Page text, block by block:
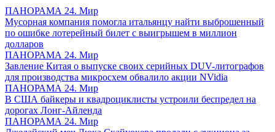
ПАНОРАМА 24. Мир
Мусорная компания помогла итальянцу найти выброшенный
по ошибке лотерейный билет с выигрышем в миллион
долларов
ПАНОРАМА 24. Мир
Завление Китая о выпуске своих серийных DUV-литографов
для производства микросхем обвалило акции NVidia
ПАНОРАМА 24. Мир
В США байкеры и квадроциклисты устроили беспредел на
дорогах Лонг-Айленда
ПАНОРАМА 24. Мир